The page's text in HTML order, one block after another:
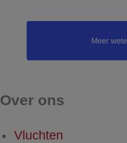
Meer
Over ons
Vluchten